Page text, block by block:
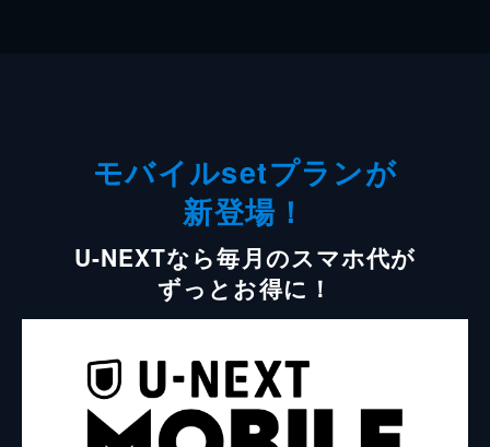
モバイルsetプランが
新登場！
U-NEXTなら毎月のスマホ代が
ずっとお得に！